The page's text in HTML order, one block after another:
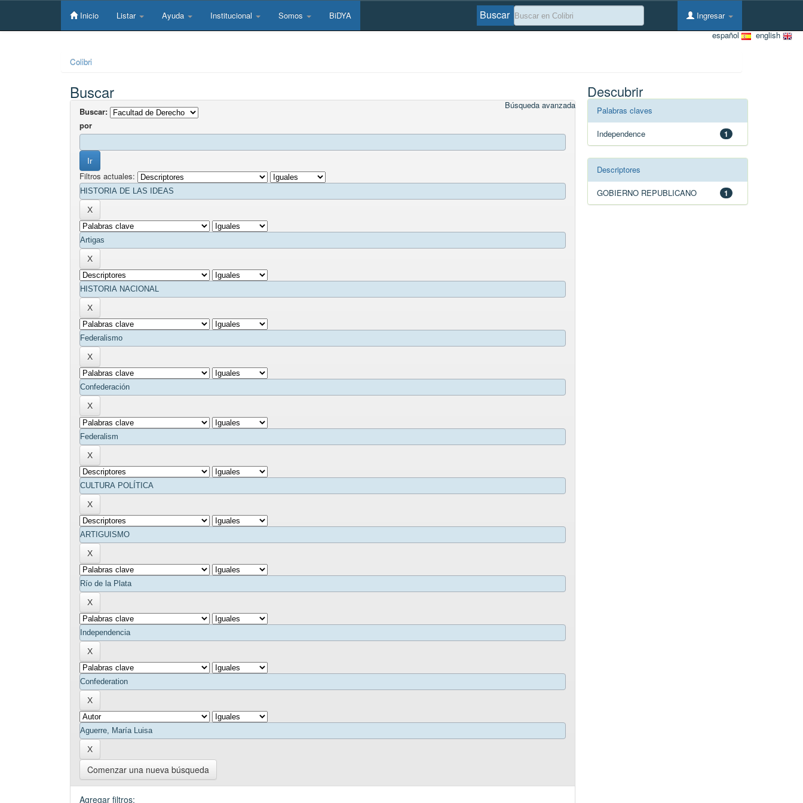
Skip
Inicio Listar Ayuda Institucional Somos BiDYA Ingresar
Buscar
english
español
Colibri
Buscar
Búsqueda avanzada
Buscar:
por
Filtros actuales:
Comenzar una nueva búsqueda
Agregar filtros:
Descubrir
Palabras claves
1
Independence
Descriptores
1
GOBIERNO REPUBLICANO